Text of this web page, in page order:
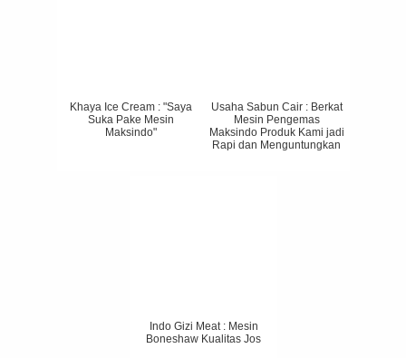
Khaya Ice Cream : "Saya
Suka Pake Mesin
Maksindo"
Usaha Sabun Cair : Berkat
Mesin Pengemas
Maksindo Produk Kami jadi
Rapi dan Menguntungkan
Indo Gizi Meat : Mesin
Boneshaw Kualitas Jos